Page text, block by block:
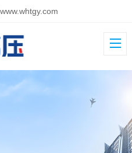
www.whtgy.com